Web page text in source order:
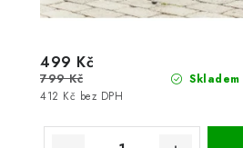
Skladem
412 Kč bez DPH
499 Kč
799 Kč